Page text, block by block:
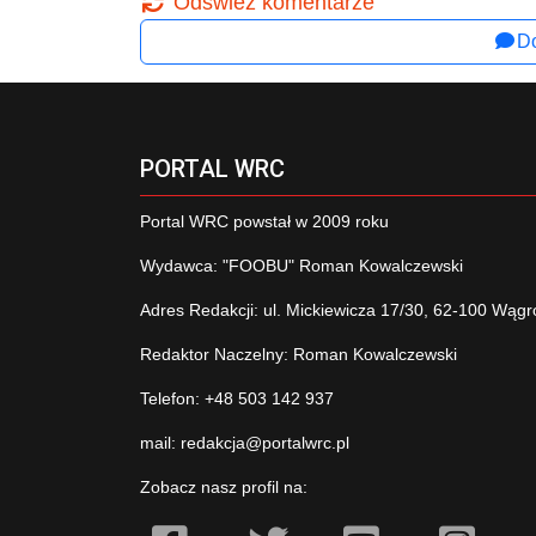
PORTAL WRC
Portal WRC powstał w 2009 roku
Wydawca: "FOOBU" Roman Kowalczewski
Adres Redakcji: ul. Mickiewicza 17/30, 62-100
Redaktor Naczelny: Roman Kowalczewski
Telefon: +48 503 142 937
mail: redakcja@portalwrc.pl
Zobacz nasz profil na: